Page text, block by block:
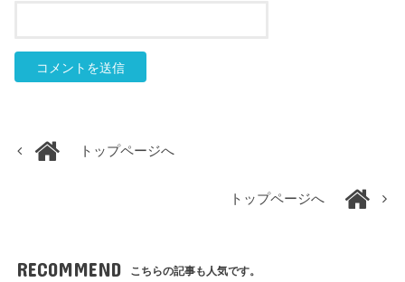
トップページへ
トップページへ
RECOMMEND こちらの記事も人気です。